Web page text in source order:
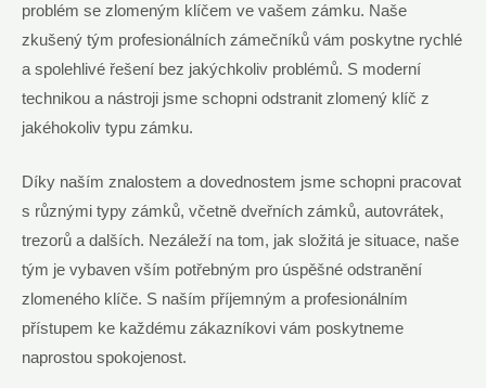
problém se zlomeným klíčem ve vašem zámku. Naše
zkušený tým profesionálních zámečníků vám poskytne rychlé
a spolehlivé řešení bez jakýchkoliv problémů. S moderní
technikou a nástroji jsme schopni odstranit zlomený klíč z
jakéhokoliv typu zámku.
Díky naším znalostem a dovednostem jsme schopni pracovat
s různými typy zámků, včetně dveřních zámků, autovrátek,
trezorů a dalších. Nezáleží na tom, jak složitá je situace, naše
tým je vybaven vším potřebným pro úspěšné odstranění
zlomeného klíče. S naším příjemným a profesionálním
přístupem ke každému zákazníkovi vám poskytneme
naprostou spokojenost.